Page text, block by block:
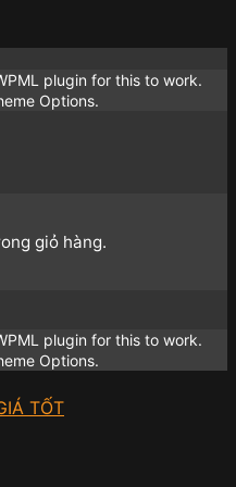
plugin for this to work.
Options.
giỏ hàng.
plugin for this to work.
Options.